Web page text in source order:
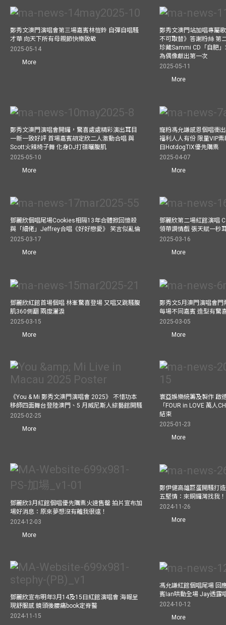
鄭秀文澳門演唱會第三場嘉賓林愷鈴 自彈自唱騷
才華 向天下所有母親節快樂致敬
2025-05-14
More
鄭秀文澳門站加唱專屬
不可取替》答謝粉絲 第
珍藏Sammi CD「自肥
為偶像獻出第一次
2025-05-11
More
鄭秀文澳門演唱會開鑼，驚喜處處精彩演出耳目
一新一致好評 首場嘉賓胡定欣二人激動合唱 與
Scott火辣椅子舞 化身DJ打碟曬腹肌
2025-05-10
More
寵粉馮允謙感恩個唱衝
福利人人有份 限量VIP
日HotdogTIX優先購票
2025-04-07
More
鄧麗欣個唱尾場Cookies相隔13年合體掀回憶殺
與「細佬」Jeffrey合唱《好好戀愛》 笑言似亂倫
2025-03-17
More
鄧麗欣第二場紅館演唱
領帶調情戲 張天賦一秒
2025-03-16
More
鄧麗欣紅館首場個唱 林峯驚喜登場 又唱又跳騷腹
肌360側翻 兩度灑淚
2025-03-15
More
鄭秀文5月澳門演唱會
每場不同嘉賓 造型有驚
2025-03-05
More
《You & Mi 鄭秀文澳門演唱會 2025》 不惜功本
移師四面舞台登陸澳門、5 月威尼斯人綜藝館開騷
2025-02-25
More
寰亞娛樂統籌及製作 啟
「FOUR in LOVE 萬人
結束
2025-01-23
More
鄧麗欣3月紅館個唱優先購票火速售罄 拍片宣布加
場好消息：原來夢想沒有離我很遠！
2024-12-03
More
鄭伊健高雄巨蛋開騷打
五堅情：來銅鑼灣找我！
2024-11-26
More
鄧麗欣宣布明年3月14及15日紅館演唱會 海報呈
現舒服感 鏡頭後腰痛book定脊醫
2024-11-15
馮允謙紅館個唱尾場 回
賓Ian哄動全場 Jay透露
2024-10-12
More